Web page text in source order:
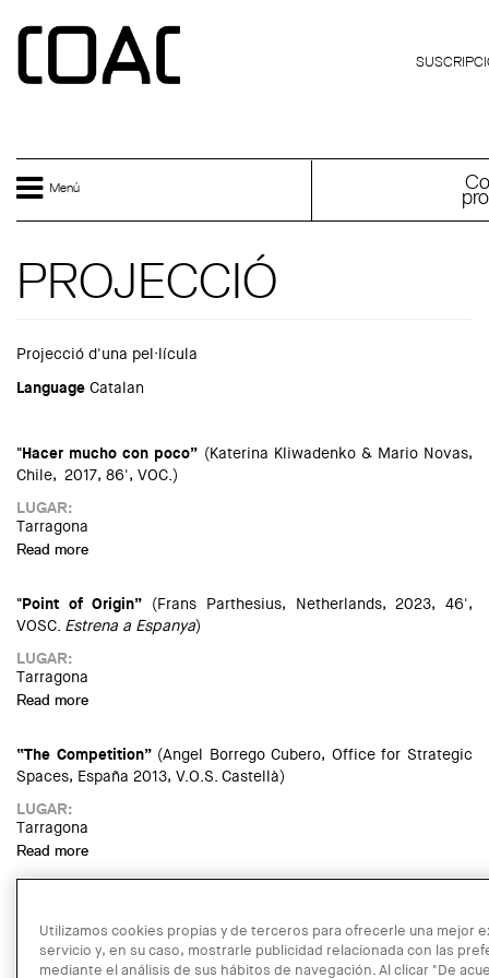
Menú
PROJECCIÓ
Projecció d'una pel·lícula
Language Catalan
"Hacer mucho con poco” (Katerina Kliwadenko & Mario Novas,
Chile, 2017, 86', VOC.)
LUGAR:
Tarragona
Read more
"Point of Origin” (Frans Parthesius, Netherlands, 2023, 46',
VOSC. Estrena a Espanya)
LUGAR:
Tarragona
Read more
“The Competition”(Angel Borrego Cubero, Office for Strategic
Spaces, España 2013, V.O.S. Castellà)
LUGAR:
Tarragona
Read more
del cicle de cinema de la Demarcació de Tarragona. El cicle,
comissariat perojoconico.xyz , presenta diferents peces
audiovisuals que documenten la transformació del nostre
Utilizamos cookies propias y de terceros para ofrecerle una mejor
servicio y, en su caso, mostrarle publicidad relacionada con las
mediante el análisis de sus hábitos de navegación. Al clicar "De